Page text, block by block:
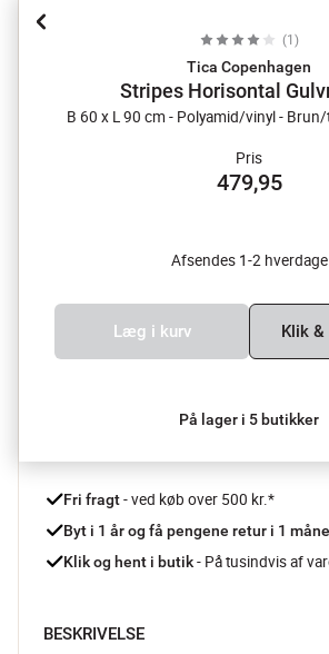
(1 )
Tica Copenhagen
Stripes Horisontal
B 60 x L 90 cm - Polyamid/vinyl -
Pris
479,95
Afsendes 1-2 hverdage
Læg i kurv Klik
På lager i 5 butikker
Fri fragt - ved køb over 500 kr.*
Byt i 1 år og få pengene retur i 1
Klik og hent i butik - På tusindvis af
BESKRIVELSE